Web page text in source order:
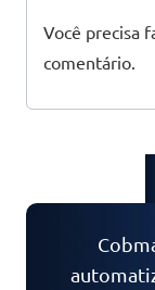
Você precisa
comentário.